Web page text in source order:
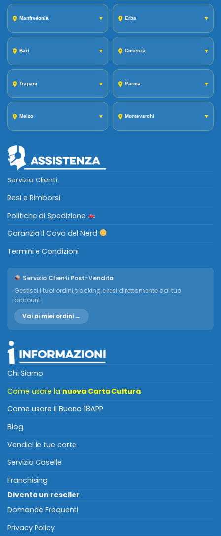
Manfredonia ▼ Erba ▼
Bari ▼ Cosenza ▼
Trapani ▼ Parma ▼
Melzo ▼ Montevarchi ▼
Servizio Clienti
Resi e Rimborsi
Politiche di Spedizione
Garanzia Il Covo del Nerd
Termini e Condizioni
Servizio Clienti Post-Vendita
Gestisci i tuoi ordini, tracking e resi direttamente dal tuo
account.
Vai ai miei ordini →
Chi Siamo
Come usare la nuova Carta Cultura
Come usare il Buono 18APP
Blog
Vendici le tue carte
Servizio Caselle
Franchising
Diventa un reseller
Domande Frequenti
Privacy Policy